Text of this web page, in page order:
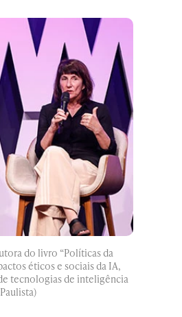
do livro “Políticas da
éticos e sociais da IA,
tecnologias de inteligência